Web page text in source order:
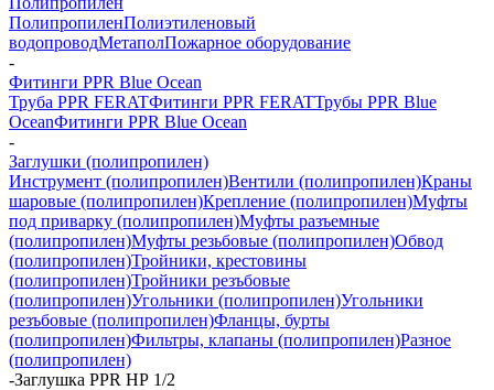
ПолипропиленПолиэтиленовый
водопроводМетаполПожарное оборудование
-
Фитинги PPR Blue Ocean
Труба PPR FERATФитинги PPR FERATТрубы PPR Blue
OceanФитинги PPR Blue Ocean
-
Заглушки (полипропилен)
Инструмент (полипропилен)Вентили (полипропилен)Краны
шаровые (полипропилен)Крепление (полипропилен)Муфты
под приварку (полипропилен)Муфты разъемные
(полипропилен)Муфты резьбовые (полипропилен)Обвод
(полипропилен)Тройники, крестовины
(полипропилен)Тройники резъбовые
(полипропилен)Угольники (полипропилен)Угольники
резъбовые (полипропилен)Фланцы, бурты
(полипропилен)Фильтры, клапаны (полипропилен)Разное
(полипропилен)
-Заглушка PPR НР 1/2